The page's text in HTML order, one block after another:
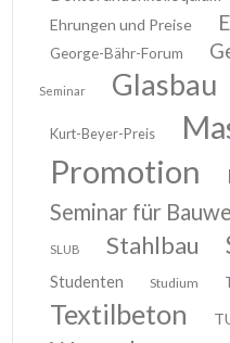
Ehrungen und Preise
George-Bähr-Forum
Seminar Glasbau
Kurt-Beyer-Preis
Promotion
Seminar für
SLUB Stahlbau
Studenten Studium
Textilbeton